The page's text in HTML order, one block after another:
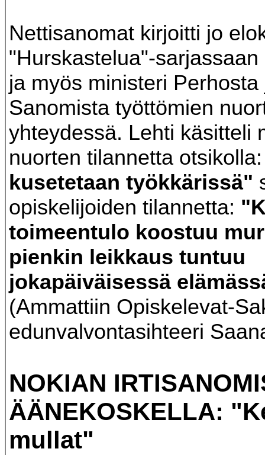
Nettisanomat kirjoitti jo
"Hurskastelua"-
ja myös ministeri
Sanomista työttömien
yhteydessä. Lehti käsitteli
nuorten tilannetta
kusetetaan työkkärissä"
opiskelijoiden tilannetta:
toimeentulo koostuu
pienkin leikkaus tuntuu
jokapäiväisessä
(Ammattiin Opiskelevat-
edunvalvontasihteeri
NOKIAN
ÄÄNEKOSKELLA:
mullat"